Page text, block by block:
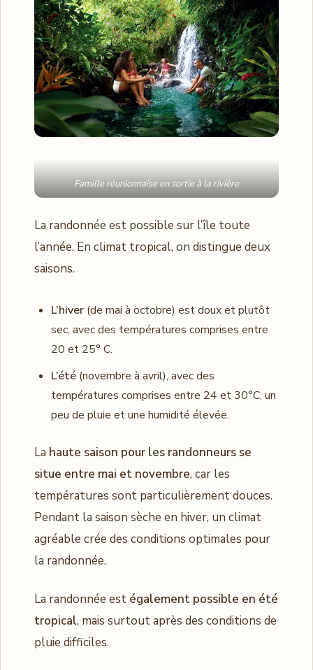
Famille réunionnaise en sortie à la rivière
La randonnée est possible sur l’île toute
l’année. En climat tropical, on distingue deux
saisons.
L’hiver (de mai à octobre) est doux et plutôt
sec, avec des températures comprises entre
20 et 25° C.
L’été (novembre à avril), avec des
températures comprises entre 24 et 30°C, un
peu de pluie et une humidité élevée.
La haute saison pour les randonneurs se
situe entre mai et novembre, car les
températures sont particulièrement douces.
Pendant la saison sèche en hiver, un climat
agréable crée des conditions optimales pour
la randonnée.
La randonnée est également possible en été
tropical, mais surtout après des conditions de
pluie difficiles.